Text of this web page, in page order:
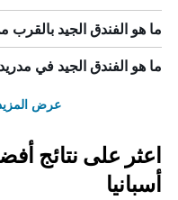
ما هو الفندق الجيد
ما هو الفندق الجيد في
عرض
اعثر على نتائج
أسبانيا